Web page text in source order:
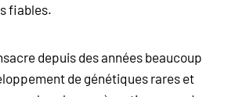
fiables.
depuis des années beaucoup
de génétiques rares et